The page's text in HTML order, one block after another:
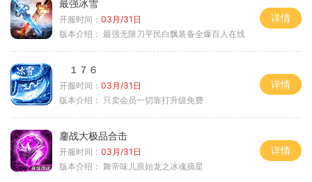
最强冰雪
开服时间： 03月/31日
版本介绍： 最强无限刀平民白飘装备全爆百人在线
详情
１７６
开服时间： 03月/31日
版本介绍： 只卖会员一切靠打升级免费
详情
鏖战大极品合击
开服时间： 03月/31日
版本介绍： 舞帝味儿原始龙之冰魂摘星
详情